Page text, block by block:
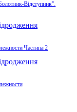
Відступник”.
Частина 2